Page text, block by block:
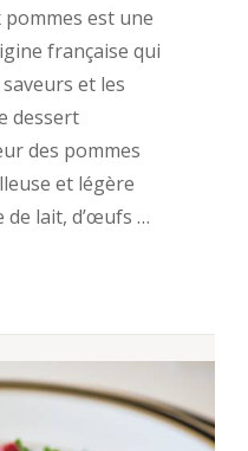
est une
française qui
et les
dessert
des pommes
et légère
de lait, d’œufs …